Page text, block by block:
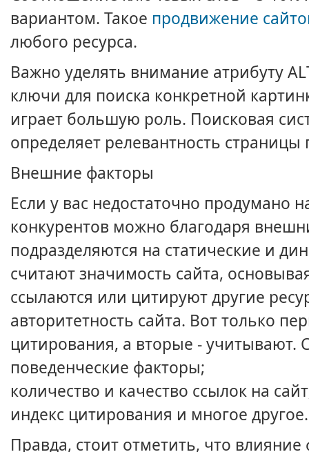
вариантом. Такое продвижение
любого ресурса.
Важно уделять внимание атрибуту
ключи для поиска конкретной
играет большую роль. Поисковая
определяет релевантность страницы
Внешние факторы
Если у вас недостаточно продумано
конкурентов можно благодаря
подразделяются на статические и
считают значимость сайта,
ссылаются или цитируют другие
авторитетность сайта. Вот только
цитирования, а вторые - учитывают.
поведенческие факторы;
количество и качество ссылок на
индекс цитирования и многое другое.
Правда, стоит отметить, что